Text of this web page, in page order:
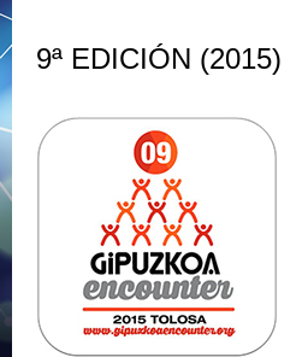
9ª EDICIÓN (2015)